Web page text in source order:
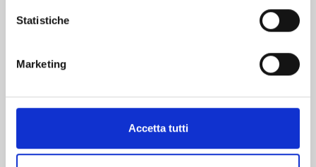
Statistiche
Marketing
Accetta tutti
€ 5,90